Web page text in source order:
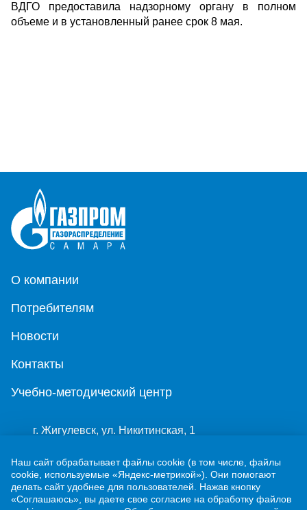
ВДГО предоставила надзорному органу в полном
объеме и в установленный ранее срок 8 мая.
О компании
Потребителям
Новости
Контакты
Учебно-методический центр
г. Жигулевск, ул. Никитинская, 1
8 (84862) 2-00-40
info@63gaz.ru
Наш сайт обрабатывает файлы cookie (в том числе, файлы
cookie, используемые «Яндекс-метрикой»). Они помогают
делать сайт удобнее для пользователей. Нажав кнопку
«Соглашаюсь», вы даете свое согласие на обработку файлов